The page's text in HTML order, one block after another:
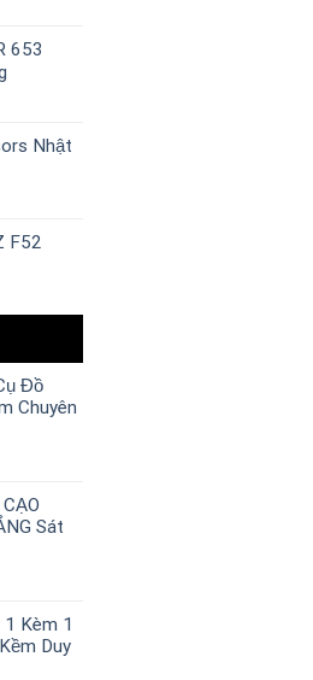
653
Nhật
F52
Đồ
Chuyên
Sát
Kèm 1
Duy